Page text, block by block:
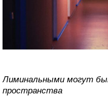
Лиминальными могут
пространства